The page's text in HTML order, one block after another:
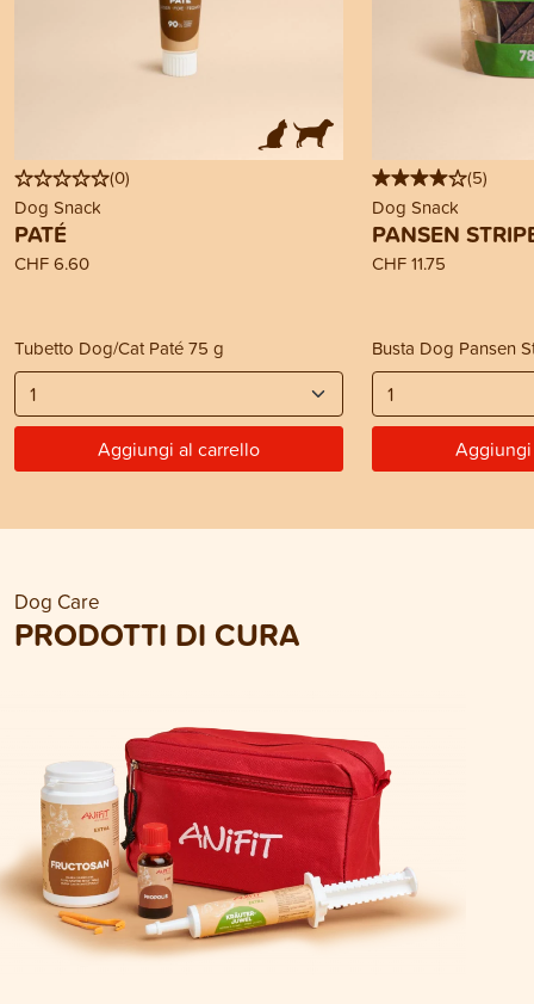
(0)
Dog Snack
PATÉ
CHF 6.60
Tubetto Dog/Cat Paté 75 g
Aggiungi al carrello
(5)
Dog Snack
PANSEN
CHF 11.75
Busta Dog Pansen
Dog Care
PRODOTTI DI CURA